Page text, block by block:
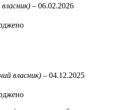
та оновлення клітин,
гідроліпідний баланс, освітлює
в комплексі з пантенолом
пружність, підтримують комфорт та
власник) – 06.02.2026
власник) – 04.12.2025